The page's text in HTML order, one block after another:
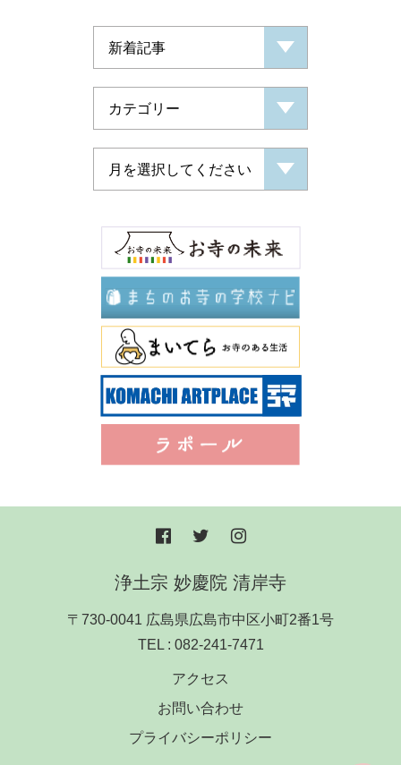
浄土宗 妙慶院 清岸寺
〒730-0041 広島県広島市中区小町2番1号
TEL : 082-241-7471
アクセス
お問い合わせ
プライバシーポリシー